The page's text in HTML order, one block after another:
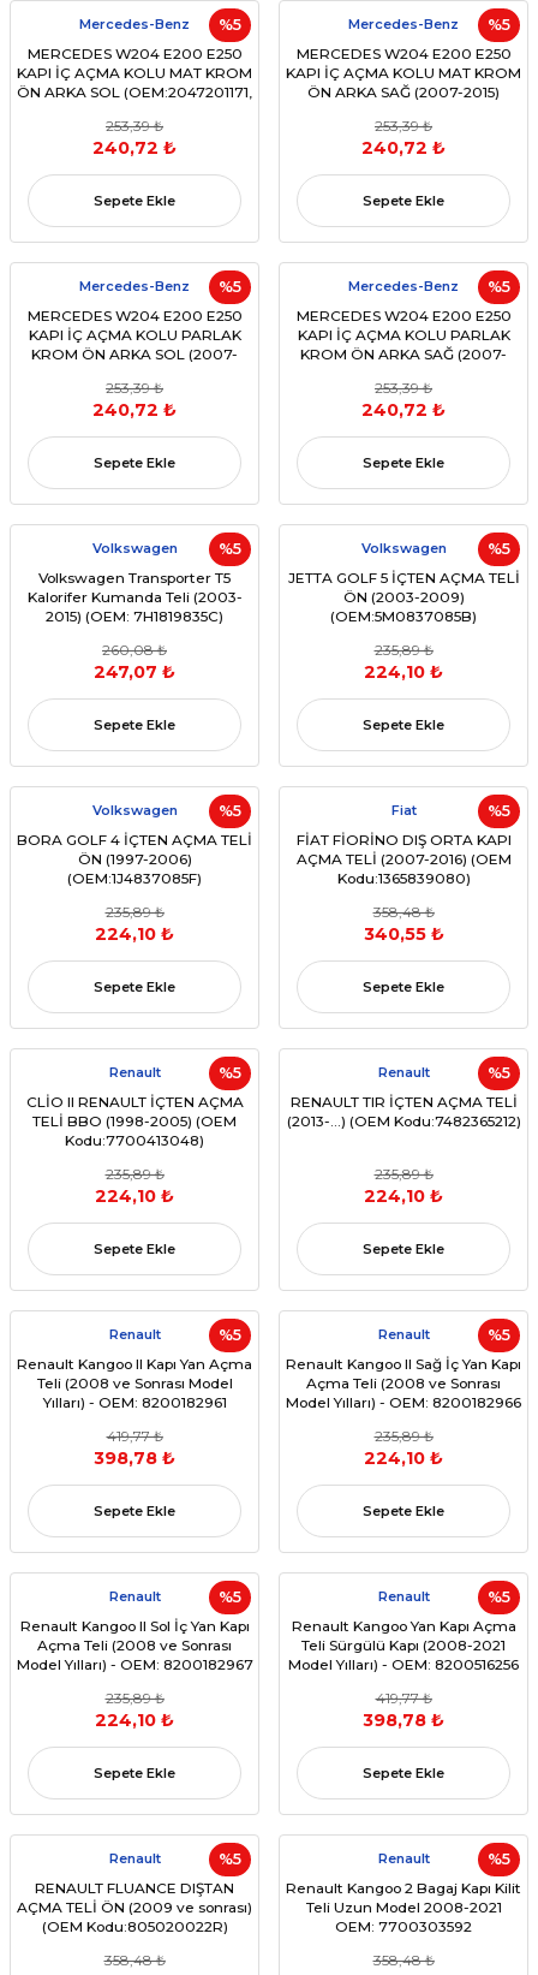
%5
Mercedes-Benz
MERCEDES W204 E200 E250
KAPI İÇ AÇMA KOLU MAT KROM
ÖN ARKA SOL (OEM:2047201171,
204720276)
253,39 ₺
240,72 ₺
Sepete Ekle
%5
Mercedes-Benz
MERCEDES W204 E200 E250
KAPI İÇ AÇMA KOLU MAT KROM
ÖN ARKA SAĞ (2007-2015)
2047202663, 204720276)
253,39 ₺
240,72 ₺
Sepete Ekle
%5
Mercedes-Benz
MERCEDES W204 E200 E250
KAPI İÇ AÇMA KOLU PARLAK
KROM ÖN ARKA SOL (2007-
A2047201763, A2047202663,
A204720276 )
253,39 ₺
240,72 ₺
Sepete Ekle
%5
Mercedes-Benz
MERCEDES W204 E200 E250
KAPI İÇ AÇMA KOLU PARLAK
KROM ÖN ARKA SAĞ (2007-
A2047202763, A2047201171)
253,39 ₺
240,72 ₺
Sepete Ekle
%5
Volkswagen
Volkswagen Transporter T5
Kalorifer Kumanda Teli (2003-
2015) (OEM: 7H1819835C)
260,08 ₺
247,07 ₺
Sepete Ekle
%5
Volkswagen
JETTA GOLF 5 İÇTEN AÇMA TELİ
ÖN (2003-2009)
(OEM:5M0837085B)
235,89 ₺
224,10 ₺
Sepete Ekle
%5
Volkswagen
BORA GOLF 4 İÇTEN AÇMA TELİ
ÖN (1997-2006)
(OEM:1J4837085F)
235,89 ₺
224,10 ₺
Sepete Ekle
%5
Fiat
FİAT FİORİNO DIŞ ORTA KAPI
AÇMA TELİ (2007-2016) (OEM
Kodu:1365839080)
358,48 ₺
340,55 ₺
Sepete Ekle
%5
Renault
CLİO II RENAULT İÇTEN AÇMA
TELİ BBO (1998-2005) (OEM
Kodu:7700413048)
235,89 ₺
224,10 ₺
Sepete Ekle
%5
Renault
RENAULT TIR İÇTEN AÇMA TELİ
(2013-...) (OEM Kodu:7482365212)
235,89 ₺
224,10 ₺
Sepete Ekle
%5
Renault
Renault Kangoo II Kapı Yan Açma
Teli (2008 ve Sonrası Model
Yılları) - OEM: 8200182961
419,77 ₺
398,78 ₺
Sepete Ekle
%5
Renault
Renault Kangoo II Sağ İç Yan Kapı
Açma Teli (2008 ve Sonrası
Model Yılları) - OEM: 8200182966
235,89 ₺
224,10 ₺
Sepete Ekle
%5
Renault
Renault Kangoo II Sol İç Yan Kapı
Açma Teli (2008 ve Sonrası
Model Yılları) - OEM: 8200182967
235,89 ₺
224,10 ₺
Sepete Ekle
%5
Renault
Renault Kangoo Yan Kapı Açma
Teli Sürgülü Kapı (2008-2021
Model Yılları) - OEM: 8200516256
419,77 ₺
398,78 ₺
Sepete Ekle
%5
Renault
RENAULT FLUANCE DIŞTAN
AÇMA TELİ ÖN (2009 ve sonrası)
(OEM Kodu:805020022R)
358,48 ₺
%5
Renault
Renault Kangoo 2 Bagaj Kapı Kilit
Teli Uzun Model 2008-2021
OEM: 7700303592
358,48 ₺